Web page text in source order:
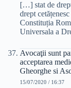
[…] stat de
drept
Constituția
Universala a
Avocaţii sunt
acceptarea
Gheorghe si
15/07/2020 / 16:37